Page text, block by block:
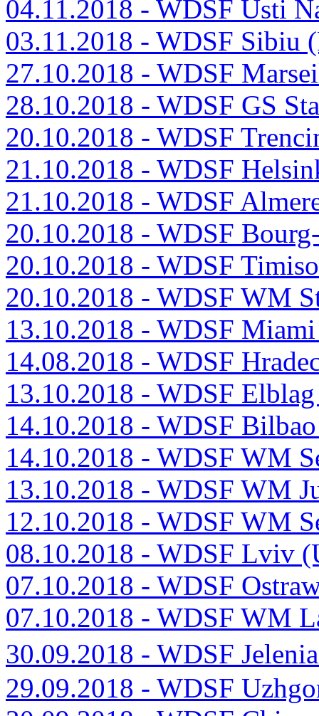
04.11.2018 - WDSF Usti
03.11.2018 - WDSF Sibiu
27.10.2018 - WDSF
28.10.2018 - WDSF GS
20.10.2018 - WDSF
21.10.2018 - WDSF
21.10.2018 - WDSF
20.10.2018 - WDSF
20.10.2018 - WDSF
20.10.2018 - WDSF WM
13.10.2018 - WDSF
14.08.2018 - WDSF
13.10.2018 - WDSF
14.10.2018 - WDSF
14.10.2018 - WDSF WM
13.10.2018 - WDSF WM
12.10.2018 - WDSF WM
08.10.2018 - WDSF Lviv
07.10.2018 - WDSF
07.10.2018 - WDSF WM
30.09.2018 - WDSF
29.09.2018 - WDSF